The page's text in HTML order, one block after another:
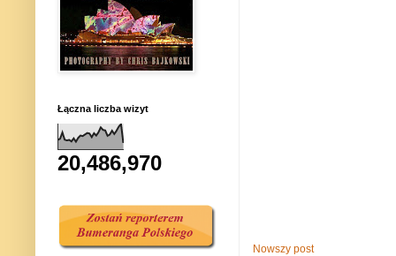
Nowszy post
Łączna liczba wizyt
20,486,970